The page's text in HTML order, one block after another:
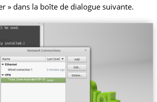
» dans la boîte de dialogue suivante.
Trust.Zone-Australia-P2P-2P